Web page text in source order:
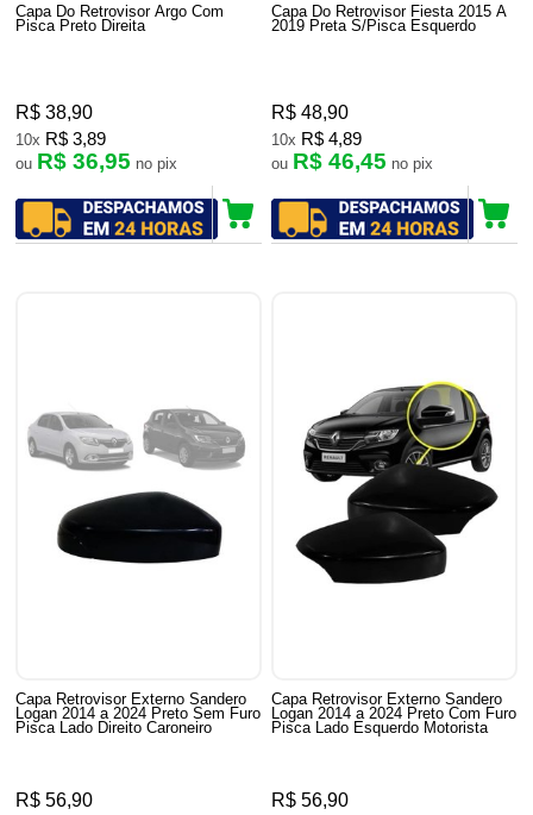
Capa Do Retrovisor Argo Com
Pisca Preto Direita
R$ 38,90
10x R$ 3,89
ou R$ 36,95 no pix
Capa Do Retrovisor Fiesta 2015 A
2019 Preta S/Pisca Esquerdo
R$ 48,90
10x R$ 4,89
ou R$ 46,45 no pix
Capa Retrovisor Externo Sandero
Logan 2014 a 2024 Preto Sem Furo
Pisca Lado Direito Caroneiro
R$ 56,90
Capa Retrovisor Externo Sandero
Logan 2014 a 2024 Preto Com Furo
Pisca Lado Esquerdo Motorista
R$ 56,90